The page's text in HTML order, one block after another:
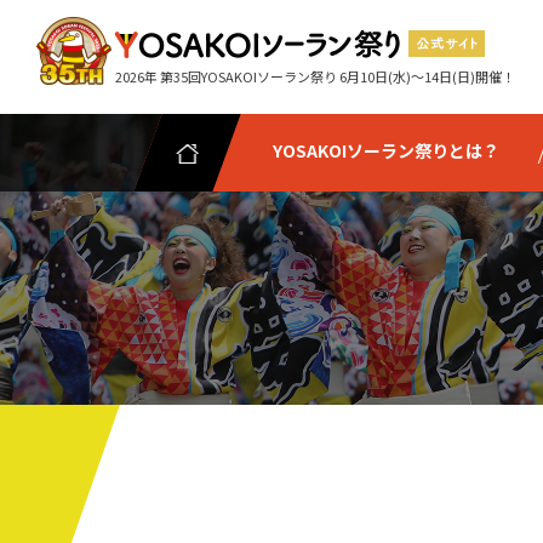
2026年 第35回YOSAKOIソーラン祭り 6月10日(水)～14日(日)開催！
YOSAKOIソーラン祭りとは？